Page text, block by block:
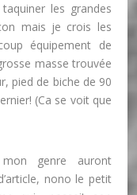
les grandes
mais je crois les
équipement de
masse trouvée
pied de biche de 90
(Ca se voit que
genre auront
nono le petit